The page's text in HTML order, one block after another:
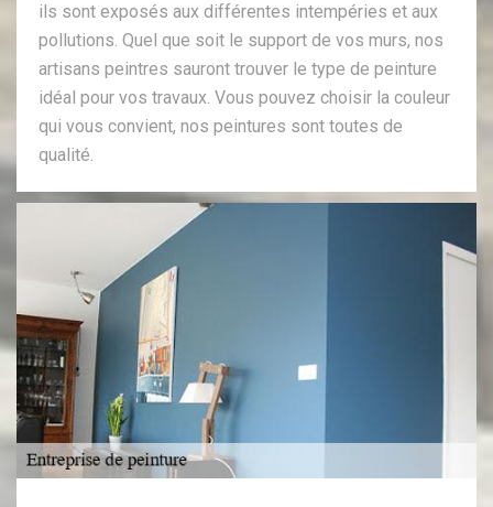
ils sont exposés aux différentes intempéries et aux
pollutions. Quel que soit le support de vos murs, nos
artisans peintres sauront trouver le type de peinture
idéal pour vos travaux. Vous pouvez choisir la couleur
qui vous convient, nos peintures sont toutes de
qualité.